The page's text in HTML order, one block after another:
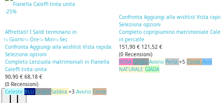
-25%
Affrettati! I Saldi terminano in
Giorni
Ore Min
Sec
Confronta Aggiungi alla wishlist Vista rapida
Seleziona opzioni
Completo Lenzuola matrimoniali in Flanella
Caleffi tinta unita
90,90 € 68,18 €
(0 Recensioni)
Celeste BLU Grigio Sabbia +3 Avorio Corda
Confronta Aggiungi alla wishlist Vista
Seleziona opzioni
Completo copripiumino matrimoniale
in percalle
151,90 € 121,52 €
(0 Recensioni)
ROSA Grigio Avorio Perla +5 Corda Avio
NATURALE GIADA